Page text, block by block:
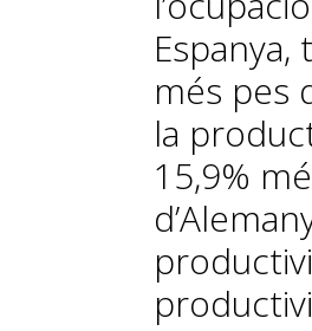
més pes
la
15,9%